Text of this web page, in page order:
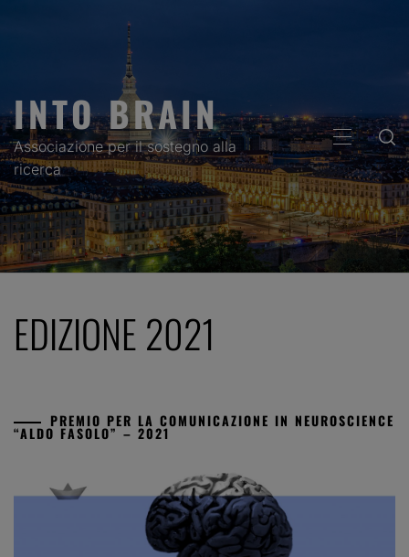
INTO BRAIN
Associazione per il sostegno alla
ricerca
PRIMARY
MENU
EDIZIONE 2021
PREMIO PER LA COMUNICAZIONE IN NEUROSCIENCE
“ALDO FASOLO” – 2021